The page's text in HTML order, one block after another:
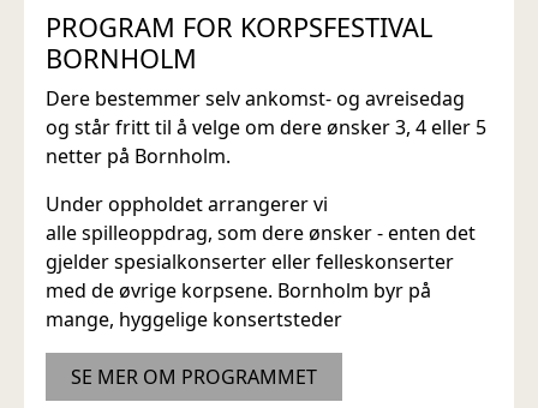
PROGRAM FOR KORPSFESTIVAL
BORNHOLM
Dere bestemmer selv ankomst- og avreisedag
og står fritt til å velge om dere ønsker 3, 4 eller 5
netter på Bornholm.
Under oppholdet arrangerer vi
alle spilleoppdrag, som dere ønsker - enten det
gjelder spesialkonserter eller felleskonserter
med de øvrige korpsene. Bornholm byr på
mange, hyggelige konsertsteder
SE MER OM PROGRAMMET